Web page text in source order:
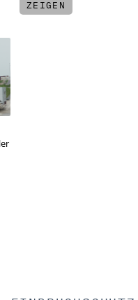
ZEIGEN